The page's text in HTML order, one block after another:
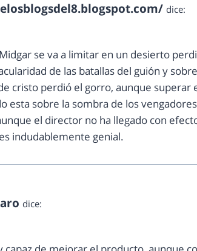
dice:
se va a limitar en un desierto
de las batallas del guión y
cristo perdió el gorro, aunque superar
esta sobre la sombra de los
el director no ha llegado con
indudablemente genial.
dice: